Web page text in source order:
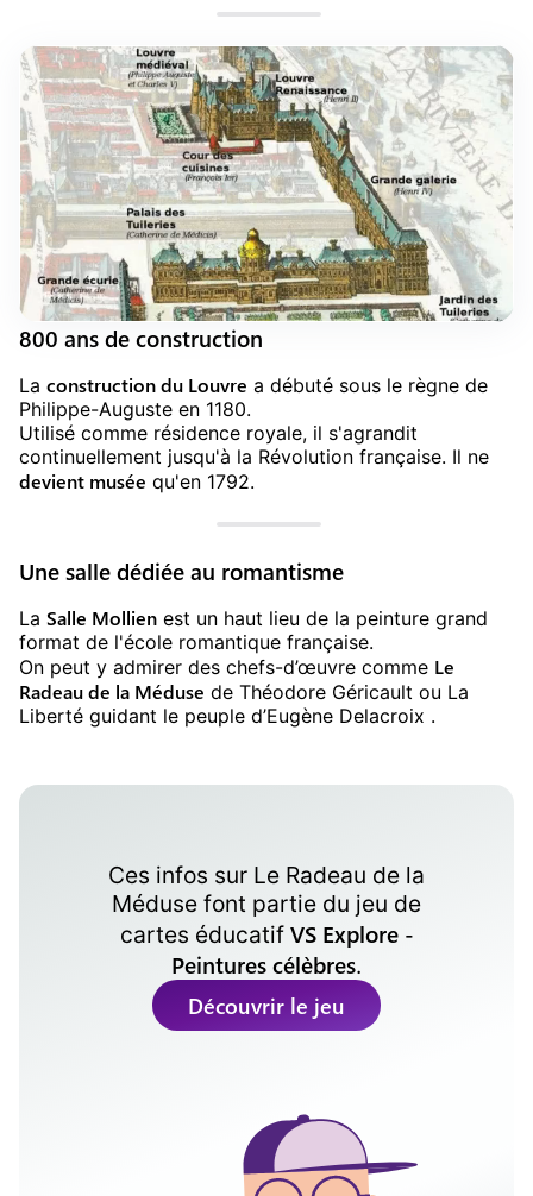
800 ans de construction
La construction du Louvre a débuté sous le règne de
Philippe-Auguste en 1180.
Utilisé comme résidence royale, il s'agrandit
continuellement jusqu'à la Révolution française. Il ne
devient musée qu'en 1792.
Une salle dédiée au romantisme
La Salle Mollien est un haut lieu de la peinture grand
format de l'école romantique française.
On peut y admirer des chefs-d’œuvre comme Le
Radeau de la Méduse de Théodore Géricault ou La
Liberté guidant le peuple d’Eugène Delacroix .
Ces infos sur Le Radeau de la
Méduse font partie du jeu de
cartes éducatif VS Explore -
Peintures célèbres.
Découvrir le jeu